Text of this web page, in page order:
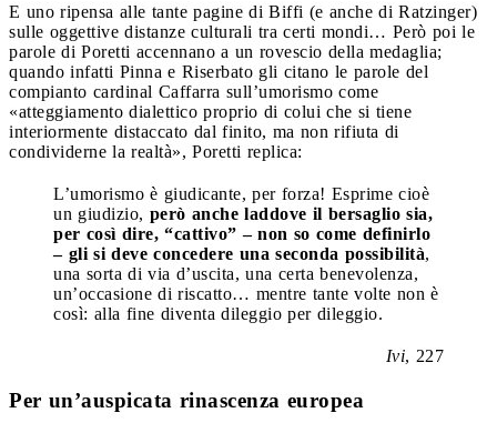
E uno ripensa alle tante pagine di Biffi (e anche di Ratzinger)
sulle oggettive distanze culturali tra certi mondi… Però poi le
parole di Poretti accennano a un rovescio della medaglia;
quando infatti Pinna e Riserbato gli citano le parole del
compianto cardinal Caffarra sull’umorismo come
«atteggiamento dialettico proprio di colui che si tiene
interiormente distaccato dal finito, ma non rifiuta di
condividerne la realtà», Poretti replica:
L’umorismo è giudicante, per forza! Esprime cioè
un giudizio, però anche laddove il bersaglio sia,
per così dire, “cattivo” – non so come definirlo
– gli si deve concedere una seconda possibilità,
una sorta di via d’uscita, una certa benevolenza,
un’occasione di riscatto… mentre tante volte non è
così: alla fine diventa dileggio per dileggio.
Ivi, 227
Per un’auspicata rinascenza europea